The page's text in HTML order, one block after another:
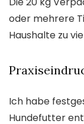
oder mehrere
Haushalte zu
Ich habe
Hundefutter